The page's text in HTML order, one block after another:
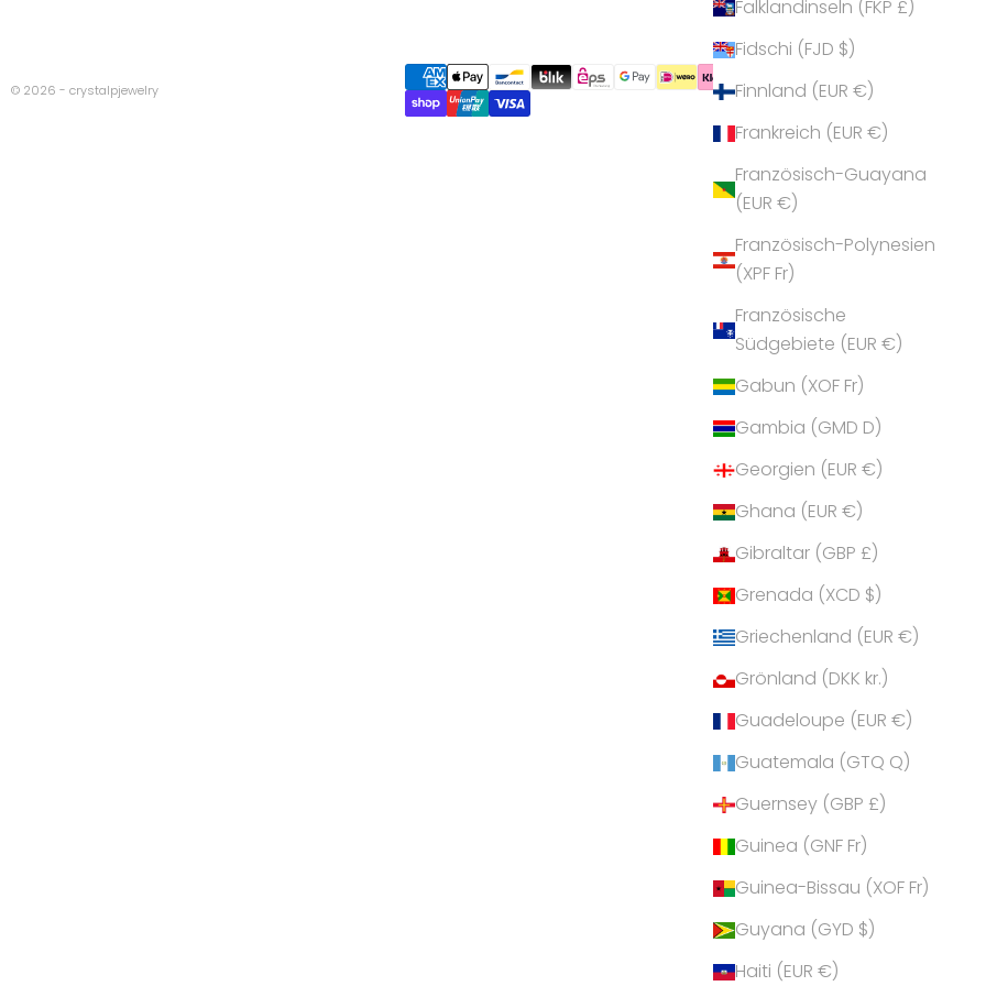
Falklandinseln (FKP £)
Fidschi (FJD $)
Finnland (EUR €)
Frankreich (EUR €)
Französisch-Guayana
(EUR €)
Französisch-Polynesien
(XPF Fr)
Französische
Südgebiete (EUR €)
Gabun (XOF Fr)
Gambia (GMD D)
Georgien (EUR €)
Ghana (EUR €)
Gibraltar (GBP £)
Grenada (XCD $)
Griechenland (EUR €)
Grönland (DKK kr.)
Guadeloupe (EUR €)
Guatemala (GTQ Q)
Guernsey (GBP £)
Guinea (GNF Fr)
Guinea-Bissau (XOF Fr)
Guyana (GYD $)
Haiti (EUR €)
© 2026 - crystalpjewelry